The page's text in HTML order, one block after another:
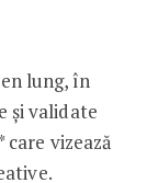
lung, în
și validate
vizează